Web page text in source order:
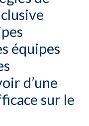
équipes
d’une
sur le